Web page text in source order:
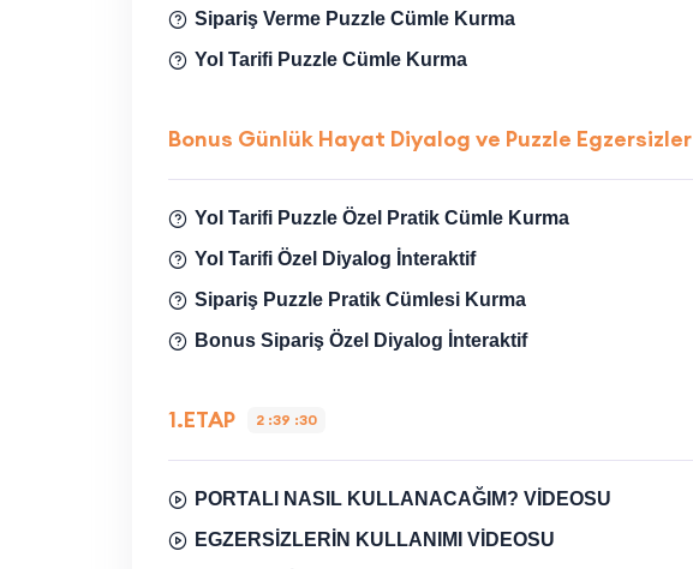
Sipariş Verme Puzzle Cümle Kurma
Yol Tarifi Puzzle Cümle Kurma
Bonus Günlük Hayat Diyalog ve Puzzle Egzersizler
Yol Tarifi Puzzle Özel Pratik Cümle Kurma
Yol Tarifi Özel Diyalog İnteraktif
Sipariş Puzzle Pratik Cümlesi Kurma
Bonus Sipariş Özel Diyalog İnteraktif
1.ETAP 2 :39 :30
PORTALI NASIL KULLANACAĞIM? VİDEOSU
EGZERSİZLERİN KULLANIMI VİDEOSU